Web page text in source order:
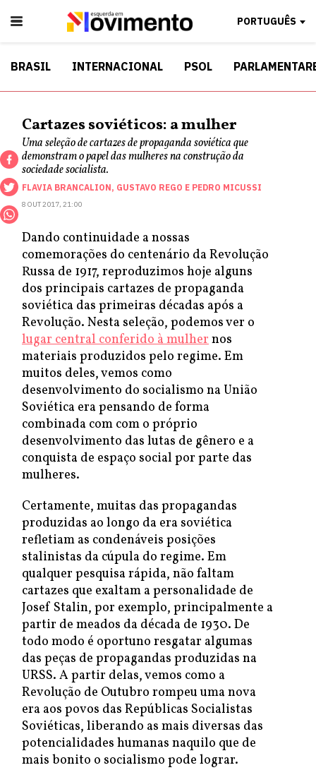
PORTUGUÊS
BRASIL INTERNACIONAL PSOL
Cartazes soviéticos: a mulher
Uma seleção de cartazes de propaganda soviética que
demonstram o papel das mulheres na construção da
sociedade socialista.
FLAVIA BRANCALION, GUSTAVO REGO E PEDRO MICUSSI
8 OUT 2017, 21:00
Dando continuidade a nossas
comemorações do centenário da Revolução
Russa de 1917, reproduzimos hoje alguns
dos principais cartazes de propaganda
soviética das primeiras décadas após a
Revolução. Nesta seleção, podemos ver o
lugar central conferido à mulhernos
materiais produzidos pelo regime. Em
muitos deles, vemos como
desenvolvimento do socialismo na União
Soviética era pensando de forma
combinada com com o próprio
desenvolvimento das lutas de gênero e a
conquista de espaço social por parte das
mulheres.
Certamente, muitas das propagandas
produzidas ao longo da era soviética
refletiam as condenáveis posições
stalinistas da cúpula do regime. Em
qualquer pesquisa rápida, não faltam
cartazes que exaltam a personalidade de
Josef Stalin, por exemplo, principalmente a
partir de meados da década de 1930. De
todo modo é oportuno resgatar algumas
das peças de propagandas produzidas na
URSS. A partir delas, vemos como a
Revolução de Outubro rompeu uma nova
era aos povos das Repúblicas Socialistas
Soviéticas, liberando as mais diversas das
potencialidades humanas naquilo que de
mais bonito o socialismo pode lograr.